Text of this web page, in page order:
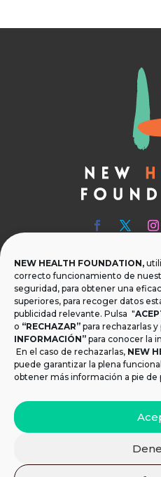
NEW HEALTH FOUNDATION,
correcto funcionamiento de
seguridad, para obtener una
superiores, para recoger datos
publicidad relevante. Pulsa "
o “RECHAZAR” para rechazarlas y
INFORMACIÓN” para conocer la
En el caso de rechazarlas, NEW
puede garantizar la plena
obtener más información a pie de
 Teléfono
T.+34 954 219 597
 Dónde
Calle Monsalves 35
España
 Email
Aviso legal y Política de